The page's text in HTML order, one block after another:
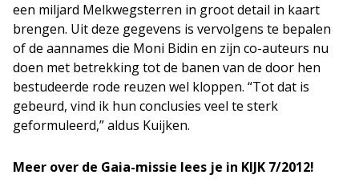
een miljard Melkwegsterren in groot detail in kaart
brengen. Uit deze gegevens is vervolgens te bepalen
of de aannames die Moni Bidin en zijn co-auteurs nu
doen met betrekking tot de banen van de door hen
bestudeerde rode reuzen wel kloppen. “Tot dat is
gebeurd, vind ik hun conclusies veel te sterk
geformuleerd,” aldus Kuijken.
Meer over de Gaia-missie lees je in KIJK 7/2012!